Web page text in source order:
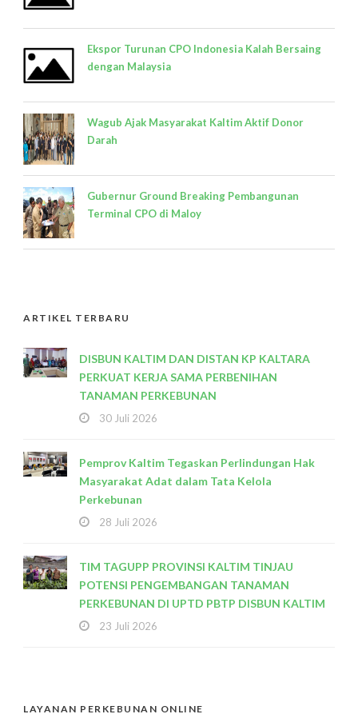
Ekspor Turunan CPO Indonesia Kalah Bersaing
dengan Malaysia
Wagub Ajak Masyarakat Kaltim Aktif Donor
Darah
Gubernur Ground Breaking Pembangunan
Terminal CPO di Maloy
ARTIKEL TERBARU
DISBUN KALTIM DAN DISTAN KP KALTARA
PERKUAT KERJA SAMA PERBENIHAN
TANAMAN PERKEBUNAN
30 Juli 2026
Pemprov Kaltim Tegaskan Perlindungan Hak
Masyarakat Adat dalam Tata Kelola
Perkebunan
28 Juli 2026
TIM TAGUPP PROVINSI KALTIM TINJAU
POTENSI PENGEMBANGAN TANAMAN
PERKEBUNAN DI UPTD PBTP DISBUN KALTIM
23 Juli 2026
LAYANAN PERKEBUNAN ONLINE